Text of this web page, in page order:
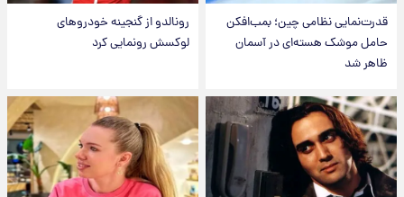
قدرت‌نمایی نظامی چین؛ بمب‌افکن
حامل موشک هسته‌ای در آسمان
ظاهر شد
رونالدو از گنجینه خودروهای
لوکسش رونمایی کرد